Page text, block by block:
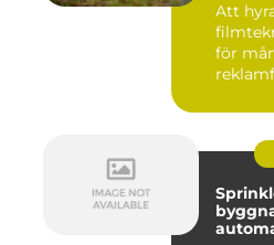
Att
för